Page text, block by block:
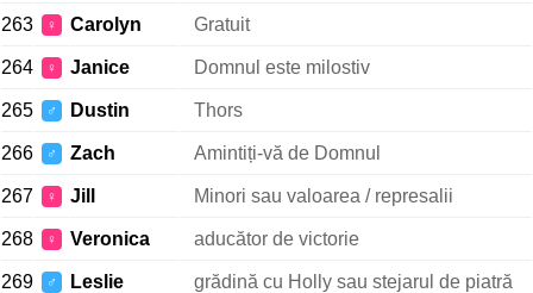
263 ♀ Carolyn Gratuit
264 ♀ Janice Domnul este milostiv
265 ♂ Dustin Thors
266 ♂ Zach Amintiți-vă de Domnul
267 ♀ Jill Minori sau valoarea / represalii
268 ♀ Veronica aducător de victorie
269 ♂ Leslie grădină cu Holly sau stejarul de piatră